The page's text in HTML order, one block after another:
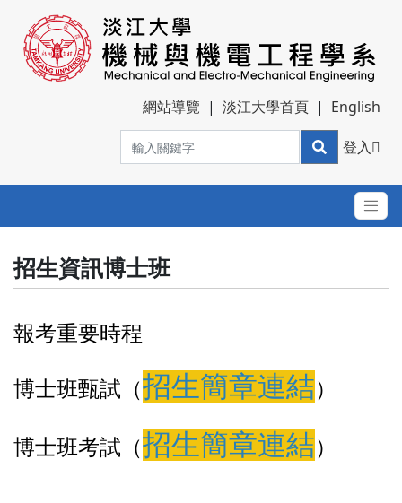
網站導覽 | 淡江大學首頁 | English
登入
招生資訊博士班
報考重要時程
博士班甄試（招生簡章連結）
博士班考試（招生簡章連結）